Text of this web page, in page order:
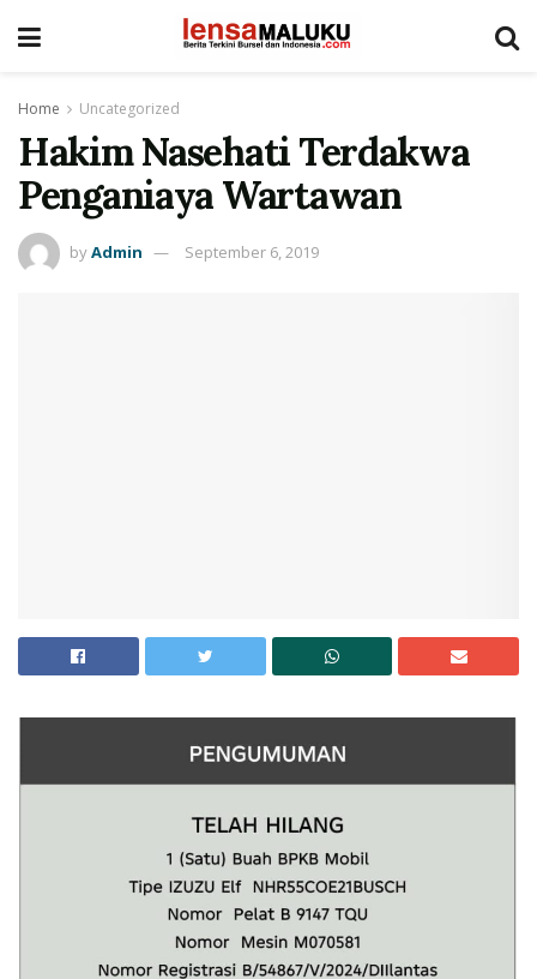
Home Uncategorized
Hakim Nasehati Terdakwa
Penganiaya Wartawan
byAdmin September 6, 2019